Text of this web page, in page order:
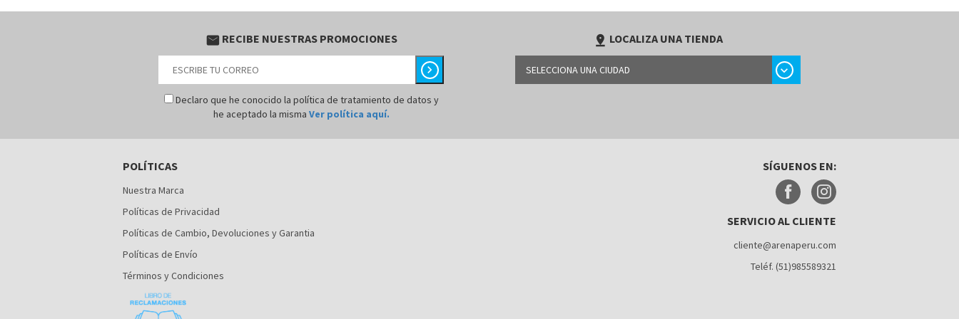
email RECIBE NUESTRAS PROMOCIONES
chevron_right
Declaro que he conocido la política de tratamiento de datos y
he aceptado la misma Ver política aquí.
pin_drop LOCALIZA UNA TIENDA
SELECCIONA UNA CIUDAD chevron_right
POLÍTICAS
Nuestra Marca
Políticas de Privacidad
Políticas de Cambio, Devoluciones y Garantia
Políticas de Envío
Términos y Condiciones
SÍGUENOS EN:
SERVICIO AL CLIENTE
cliente@arenaperu.com
Teléf. (51)985589321